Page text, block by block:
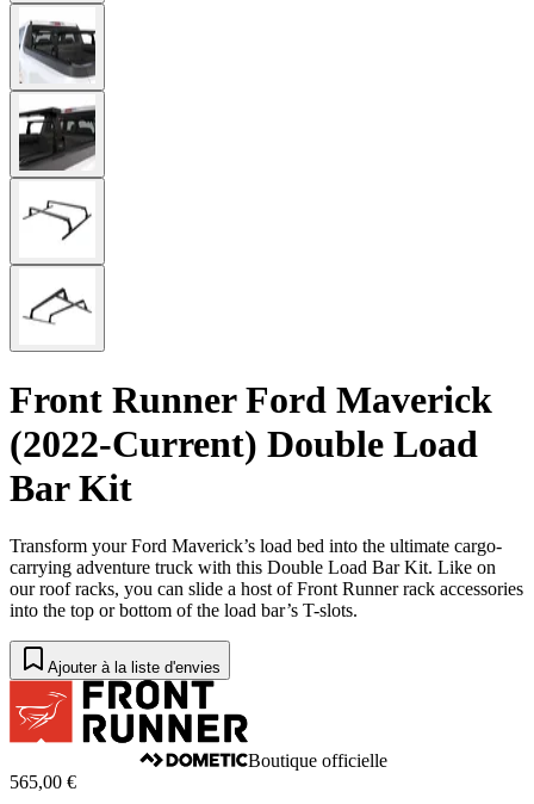
Front Runner Ford Maverick
(2022-Current) Double Load
Bar Kit
Transform your Ford Maverick’s load bed into the ultimate cargo-
carrying adventure truck with this Double Load Bar Kit. Like on
our roof racks, you can slide a host of Front Runner rack accessories
into the top or bottom of the load bar’s T-slots.
Ajouter à la liste d'envies
Boutique officielle
565,00 €